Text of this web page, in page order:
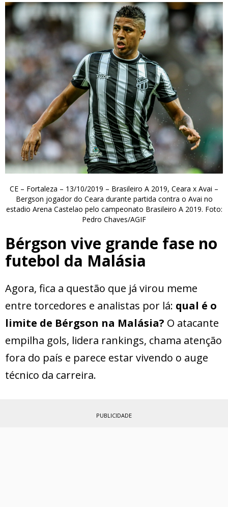
CE – Fortaleza – 13/10/2019 – Brasileiro A 2019, Ceara x Avai –
Bergson jogador do Ceara durante partida contra o Avai no
estadio Arena Castelao pelo campeonato Brasileiro A 2019. Foto:
Pedro Chaves/AGIF
Bérgson vive grande fase no
futebol da Malásia
Agora, fica a questão que já virou meme
entre torcedores e analistas por lá: qual é o
limite de Bérgson na Malásia? O atacante
empilha gols, lidera rankings, chama atenção
fora do país e parece estar vivendo o auge
técnico da carreira.
PUBLICIDADE